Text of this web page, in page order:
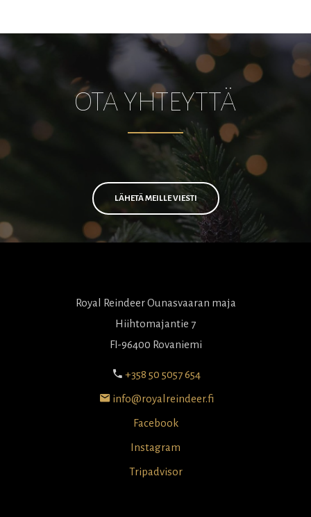
OTA YHTEYTTÄ
LÄHETÄ MEILLE VIESTI
Royal Reindeer Ounasvaaran maja
Hiihtomajantie 7
FI-96400 Rovaniemi
+358 50 5057 654
info@royalreindeer.fi
Facebook
Instagram
Tripadvisor